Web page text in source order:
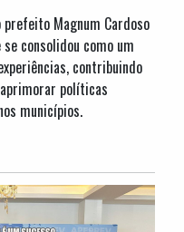
Magnum Cardoso
consolidou como um
contribuindo
políticas
municípios.